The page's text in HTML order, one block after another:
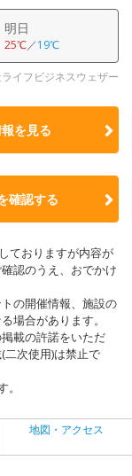
明日
25℃／19℃
イフビジネスウェザー
を見る
確認する
ておりますが内容が
認のうえ、おでかけ
の開催情報、施設の
場合があります。
載の許諾をいただ
二次使用)は禁止で
地図・アクセス